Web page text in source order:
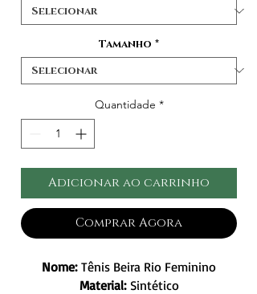
Tamanho *
Quantidade *
Adicionar ao carrinho
Comprar Agora
Nome: Tênis Beira Rio Feminino
Material: Sintético